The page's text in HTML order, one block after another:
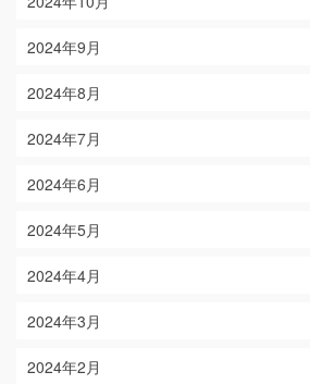
2024年9月
2024年8月
2024年7月
2024年6月
2024年5月
2024年4月
2024年3月
2024年2月